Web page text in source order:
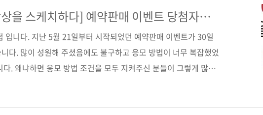
을 스케치하다] 예약판매 이벤트 당첨자
입니다. 지난 5월 21일부터 시작되었던 예약판매 이벤트가 30일
다. 많이 성원해 주셨음에도 불구하고 응모 방법이 너무 복잡했었
다. 왜냐하면 응모 방법 조건을 모두 지켜주신 분들이 그렇게 많지
좀 더 쉽고 재밌는 이벤트를 할 수 있도록 준비해 보겠습니다! 이